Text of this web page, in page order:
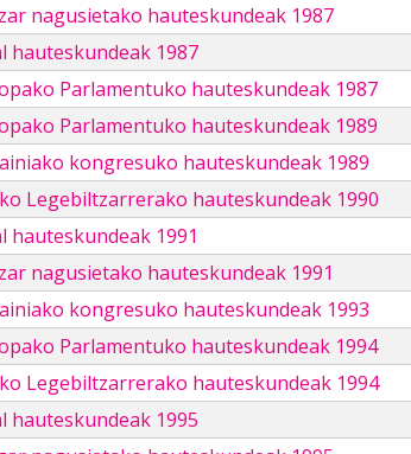
nagusietako hauteskundeak 1987
hauteskundeak 1987
Parlamentuko hauteskundeak 1987
Parlamentuko hauteskundeak 1989
kongresuko hauteskundeak 1989
Legebiltzarrerako hauteskundeak 1990
hauteskundeak 1991
nagusietako hauteskundeak 1991
kongresuko hauteskundeak 1993
Parlamentuko hauteskundeak 1994
Legebiltzarrerako hauteskundeak 1994
hauteskundeak 1995